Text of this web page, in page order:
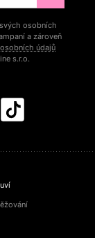
osobních
a zároveň
údajů
s.r.o.